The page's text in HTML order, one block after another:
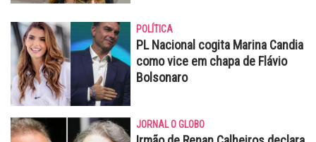
POLÍTICA
PL Nacional cogita Marina Candia
como vice em chapa de Flávio
Bolsonaro
JORNAL O GLOBO